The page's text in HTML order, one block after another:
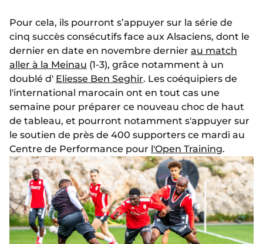
Pour cela, ils pourront s’appuyer sur la série de
cinq succès consécutifs face aux Alsaciens, dont le
dernier en date en novembre dernier au match
aller à la Meinau (1-3), grâce notamment à un
doublé d' Eliesse Ben Seghir. Les coéquipiers de
l'international marocain ont en tout cas une
semaine pour préparer ce nouveau choc de haut
de tableau, et pourront notamment s'appuyer sur
le soutien de près de 400 supporters ce mardi au
Centre de Performance pour l'Open Training.